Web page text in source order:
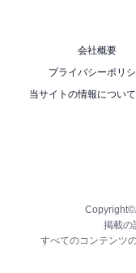
会社概要
プライバシーポリ
当サイトの情報につい
掲載の
すべてのコンテンツ